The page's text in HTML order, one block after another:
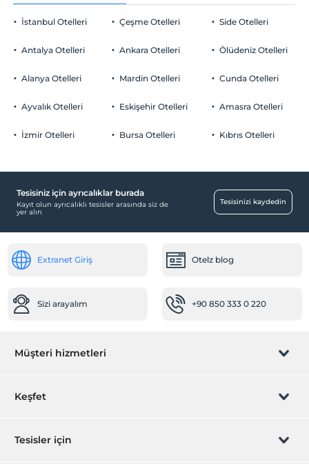
İstanbul Otelleri
Antalya Otelleri
Alanya Otelleri
Ayvalık Otelleri
İzmir Otelleri
Çeşme Otelleri
Ankara Otelleri
Mardin Otelleri
Eskişehir Otelleri
Bursa Otelleri
Side Otelleri
Ölüdeniz Otelleri
Cunda Otelleri
Amasra Otelleri
Kıbrıs Otelleri
Tesisiniz için ayrıcalıklar burada
Kayıt olun ayrıcalıklı tesisler arasında siz de
yer alın
Tesisinizi kaydedin
Extranet Giriş Otelz blog
Sizi arayalım +90 850 333 0 220
Müşteri hizmetleri
Rezervasyon yönet
Keşfet
Hediye Kart
Tesisler için